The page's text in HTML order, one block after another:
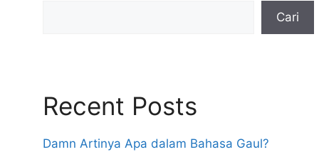
Cari
Recent Posts
Damn Artinya Apa dalam Bahasa Gaul?